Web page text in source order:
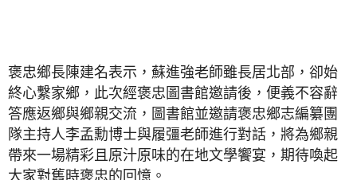
褒忠鄉長陳建名表示，蘇進強老師雖長居北部，卻始
終心繫家鄉，此次經褒忠圖書館邀請後，便義不容辭
答應返鄉與鄉親交流，圖書館並邀請褒忠鄉志編纂團
隊主持人李孟勳博士與履彊老師進行對話，將為鄉親
帶來一場精彩且原汁原味的在地文學饗宴，期待喚起
大家對舊時褒忠的回憶。